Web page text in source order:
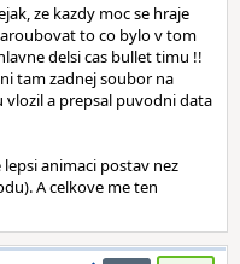
ze kazdy moc se hraje
to co bylo v tom
delsi cas bullet timu !!
tam zadnej soubor na
vlozil a prepsal puvodni data
animaci postav nez
A celkove me ten